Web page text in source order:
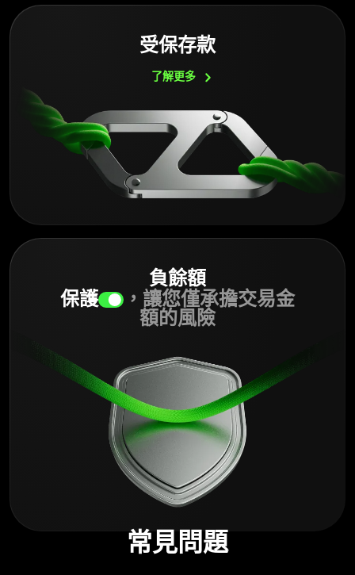
受保存款
了解更多
負餘額
保護
，讓您僅承擔交易金
額的風險
常見問題